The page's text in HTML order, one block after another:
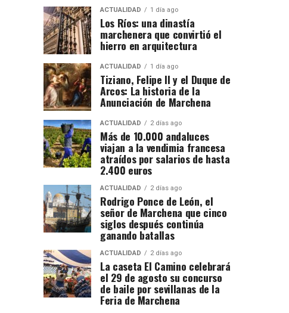
ACTUALIDAD 1 día ago
Los Ríos: una dinastía
marchenera que convirtió el
hierro en arquitectura
ACTUALIDAD 1 día ago
Tiziano, Felipe II y el Duque de
Arcos: La historia de la
Anunciación de Marchena
ACTUALIDAD 2 días ago
Más de 10.000 andaluces
viajan a la vendimia francesa
atraídos por salarios de hasta
2.400 euros
ACTUALIDAD 2 días ago
Rodrigo Ponce de León, el
señor de Marchena que cinco
siglos después continúa
ganando batallas
ACTUALIDAD 2 días ago
La caseta El Camino celebrará
el 29 de agosto su concurso
de baile por sevillanas de la
Feria de Marchena